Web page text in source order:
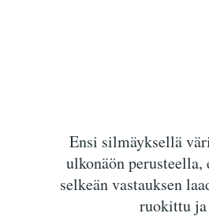
Ensi silmäyksellä
ulkonäön
selkeän vastauksen
ruokittu ja